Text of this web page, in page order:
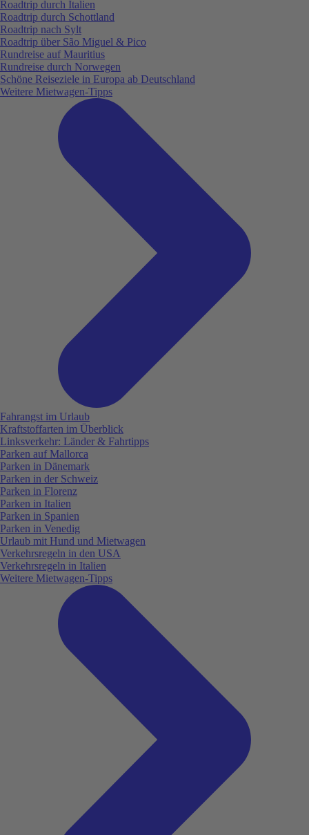
Roadtrip durch Italien
Roadtrip durch Schottland
Roadtrip nach Sylt
Roadtrip über São Miguel & Pico
Rundreise auf Mauritius
Rundreise durch Norwegen
Schöne Reiseziele in Europa ab Deutschland
Weitere Mietwagen-Tipps
Fahrangst im Urlaub
Kraftstoffarten im Überblick
Linksverkehr: Länder & Fahrtipps
Parken auf Mallorca
Parken in Dänemark
Parken in der Schweiz
Parken in Florenz
Parken in Italien
Parken in Spanien
Parken in Venedig
Urlaub mit Hund und Mietwagen
Verkehrsregeln in den USA
Verkehrsregeln in Italien
Weitere Mietwagen-Tipps